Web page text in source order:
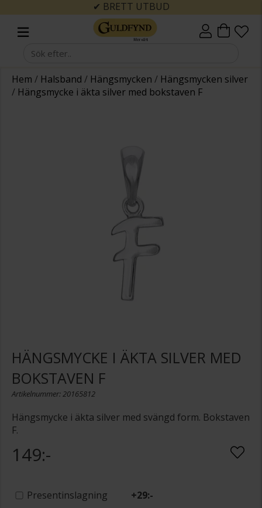
✔ BRETT UTBUD
Hem / Halsband / Hängsmycken / Hängsmycken silver
/ Hängsmycke i äkta silver med bokstaven F
HÄNGSMYCKE I ÄKTA SILVER MED
BOKSTAVEN F
Artikelnummer: 20165812
Hängsmycke i äkta silver med svängd form. Bokstaven
F.
149:-
Presentinslagning +29:-